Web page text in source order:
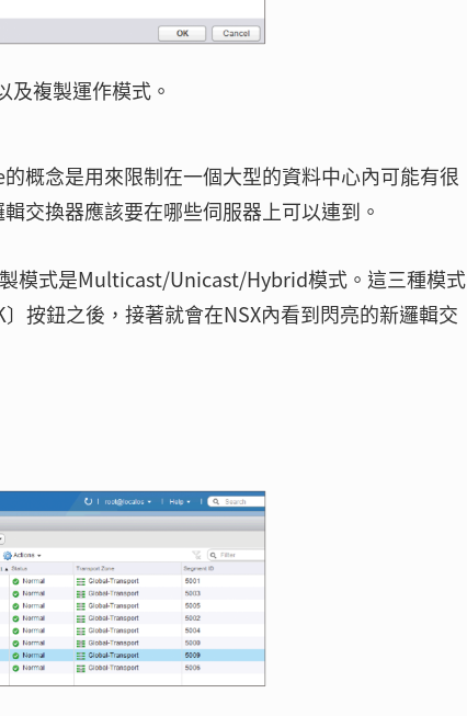
複製運作模式。
概念是用來限制在一個大型的資料中心內可能有很
交換器應該要在哪些伺服器上可以連到。
模式是Multicast/Unicast/Hybrid模式。這三種模式
按鈕之後，接著就會在NSX內看到閃亮的新邏輯交